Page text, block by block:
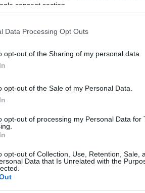
consent section.
Data Processing Opt Outs
opt-out of the Sharing of my personal data.
opt-out of the Sale of my Personal Data.
opt-out of processing my Personal Data for
opt-out of Collection, Use, Retention, Sale,
Data that Is Unrelated with the
nem tudod
kattints!